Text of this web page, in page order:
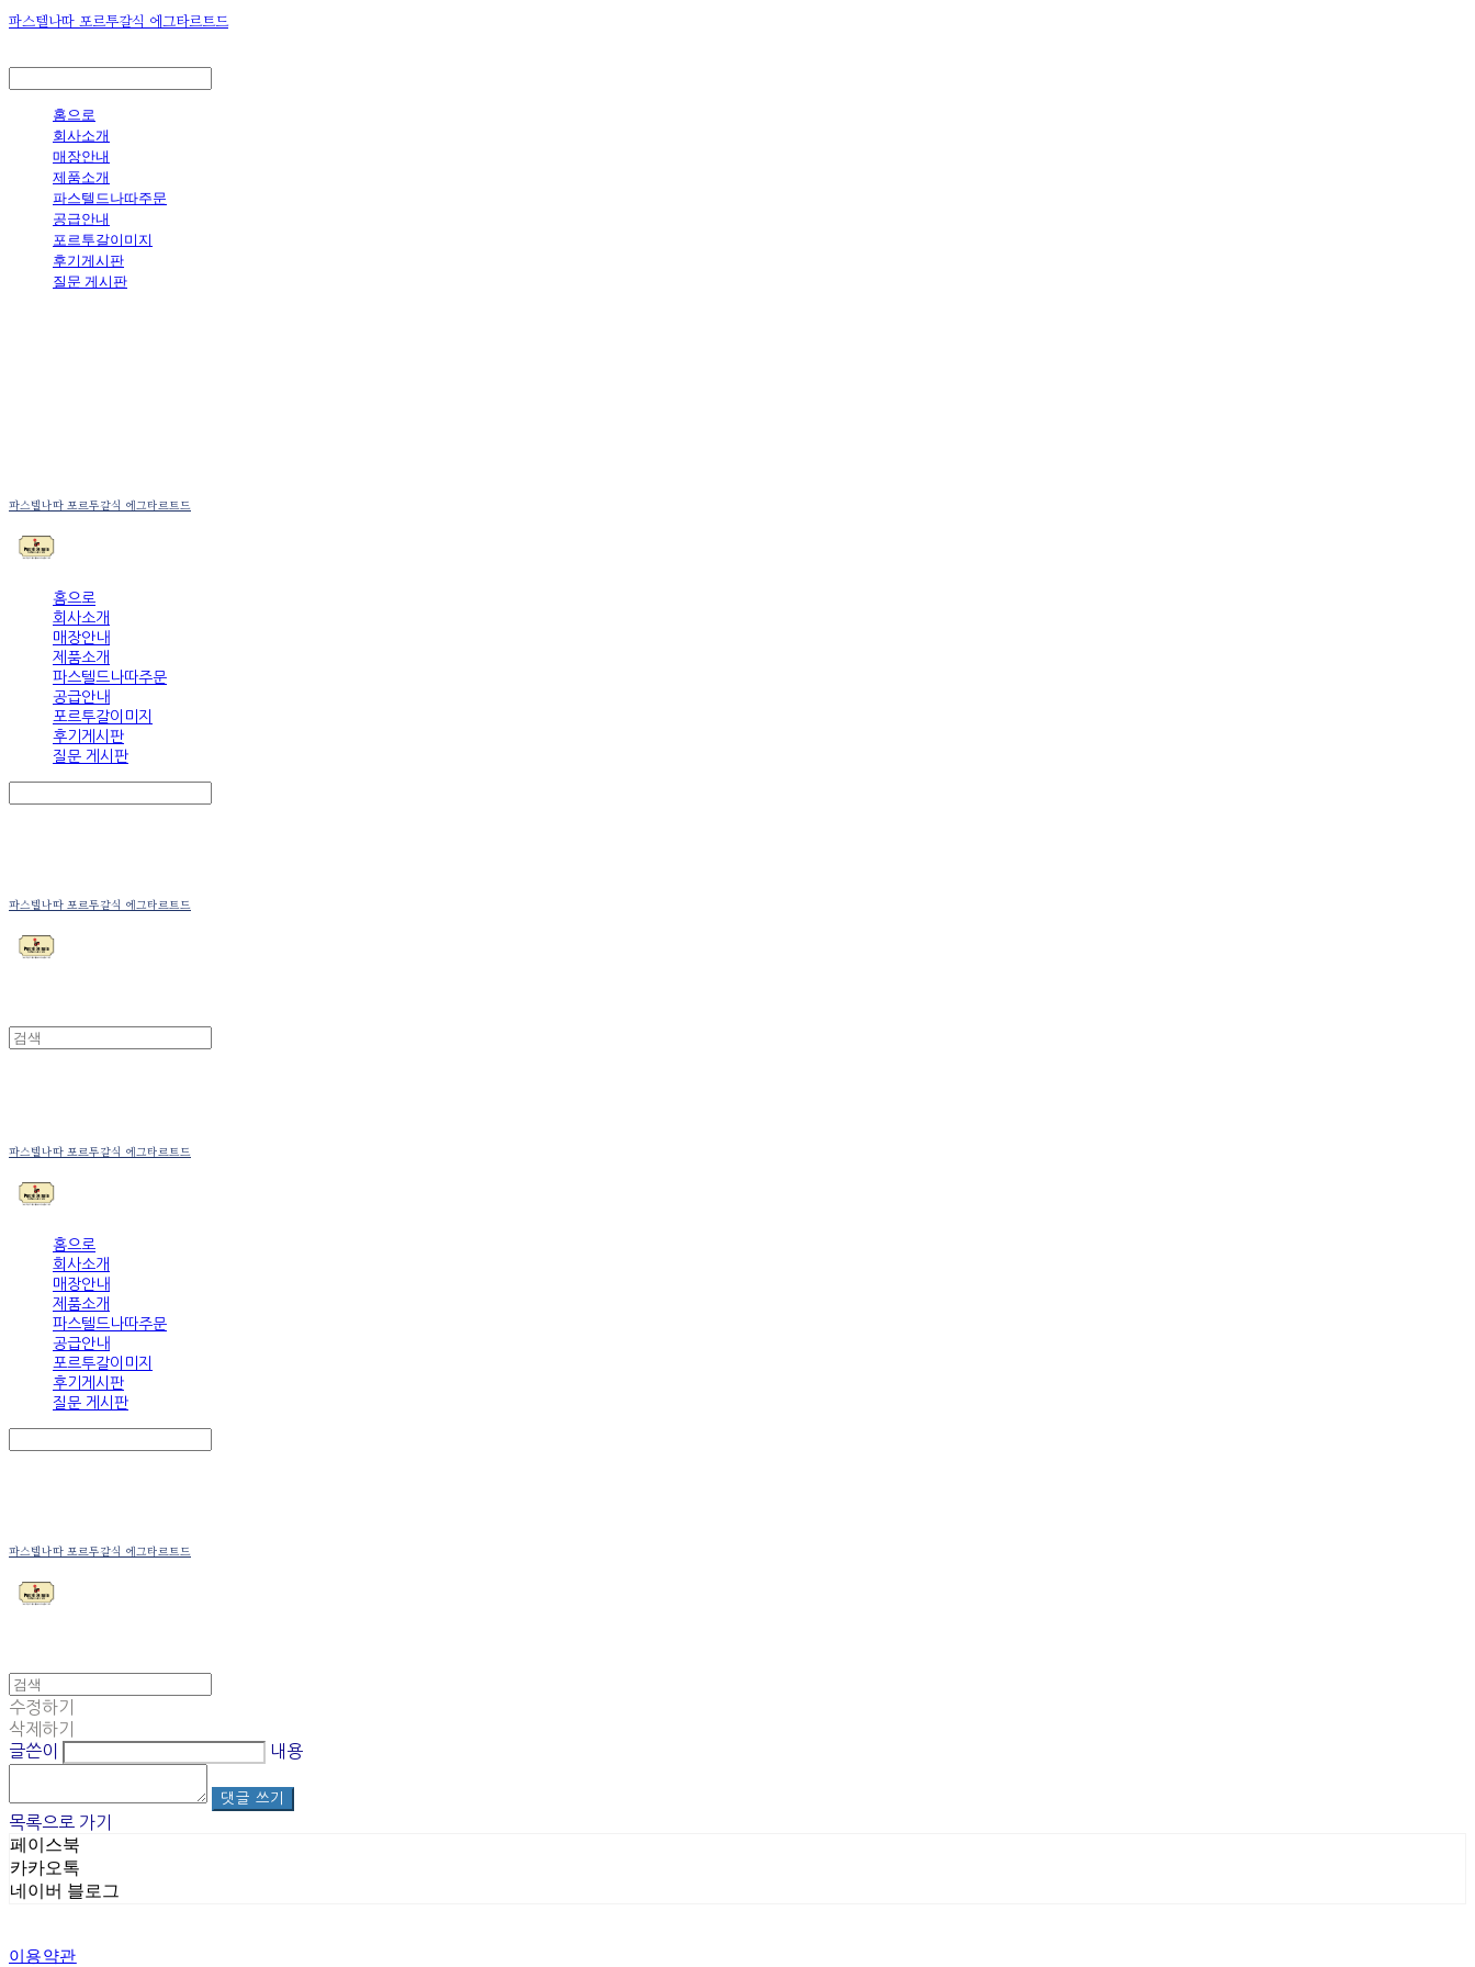
파스텔나따 포르투갈식 에그타르트드
홈으로
회사소개
매장안내
제품소개
파스텔드나따주문
공급안내
포르투갈이미지
후기게시판
질문 게시판
파스텔나따 포르투갈식 에그타르트드
홈으로
회사소개
매장안내
제품소개
파스텔드나따주문
공급안내
포르투갈이미지
후기게시판
질문 게시판
파스텔나따 포르투갈식 에그타르트드
파스텔나따 포르투갈식 에그타르트드
홈으로
회사소개
매장안내
제품소개
파스텔드나따주문
공급안내
포르투갈이미지
후기게시판
질문 게시판
파스텔나따 포르투갈식 에그타르트드
수정하기
삭제하기
글쓴이
내용
댓글 쓰기
목록으로 가기
페이스북
카카오톡
네이버 블로그
이용약관